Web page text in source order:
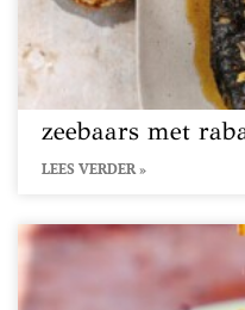
zeebaars met
LEES VERDER »